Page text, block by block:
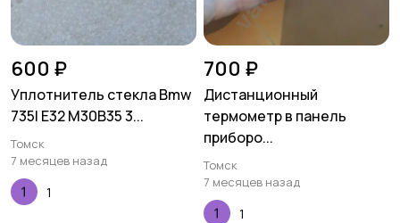
600 ₽
Уплотнитель стекла Bmw
735I E32 M30B35 3...
Томск
7 месяцев назад
1
700 ₽
Дистанционный
термометр в панель
приборо...
Томск
7 месяцев назад
1